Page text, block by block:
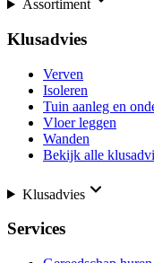
Assortiment
Klusadvies
Verven
Isoleren
Tuin aanleg en
Vloer leggen
Wanden
Bekijk alle
Klusadvies
Services